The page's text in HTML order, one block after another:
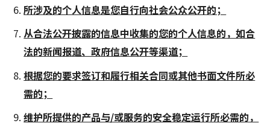
所涉及的个人信息是您自行向社会公众公开的；
从合法公开披露的信息中收集的您的个人信息的，如合
法的新闻报道、政府信息公开等渠道；
根据您的要求签订和履行相关合同或其他书面文件所必
需的；
维护所提供的产品与/或服务的安全稳定运行所必需的，